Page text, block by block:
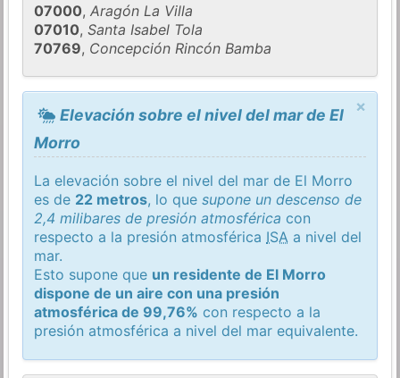
07000,Aragón La Villa
07010,Santa Isabel Tola
70769, Concepción Rincón Bamba
×
Elevación sobre el nivel del mar de El
Morro
La elevación sobre el nivel del mar de El Morro
es de 22 metros, lo quesupone un descenso de
2,4 milibares de presión atmosférica con
respecto a la presión atmosférica ISA a nivel del
mar.
Esto supone que un residente de El Morro
dispone de un aire con una presión
atmosférica de 99,76% con respecto a la
presión atmosférica a nivel del mar equivalente.